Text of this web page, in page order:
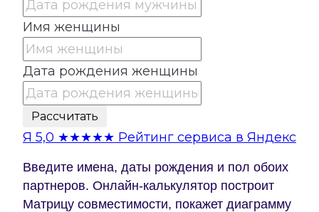
Имя женщины
Дата рождения женщины
Рассчитать
Я 5,0 ★★★★★ Рейтинг сервиса в Яндекс
Введите имена, даты рождения и пол обоих
партнеров. Онлайн-калькулятор построит
Матрицу совместимости, покажет диаграмму